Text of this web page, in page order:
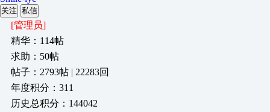
关注 私信
[管理员]
精华：114帖
求助：50帖
帖子：2793帖 | 22283回
年度积分：311
历史总积分：144042